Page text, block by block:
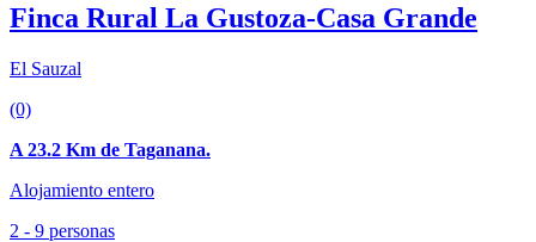
Finca Rural La Gustoza-Casa Grande
El Sauzal
(0)
A 23.2 Km de Taganana.
Alojamiento entero
2 - 9 personas